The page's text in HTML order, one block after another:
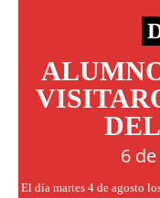
6
El día martes 4 de agosto